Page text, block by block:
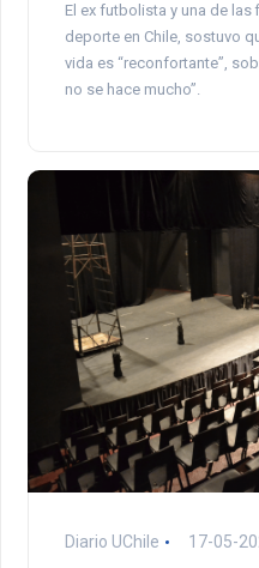
El ex futbolista y una de las
deporte en Chile, sostuvo
vida es “reconfortante”,
no se hace mucho”.
Diario UChile 17-05-